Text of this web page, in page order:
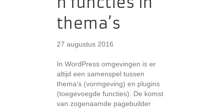
thema’s
27 augustus 2016
In WordPress omgevingen is er
altijd een samenspel tussen
thema’s (vormgeving) en plugins
(toegevoegde functies). De komst
van zogenaamde pagebuilder